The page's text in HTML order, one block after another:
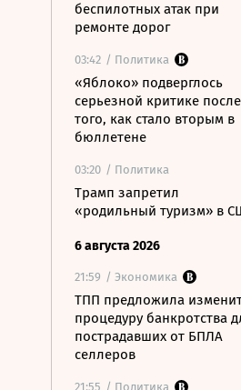
беспилотных атак при
ремонте дорог
03:42 / Политика
«Яблоко» подверглось
серьезной критике после
того, как стало вторым в
бюллетене
03:20 / Политика
Трамп запретил
«родильный туризм» в
6 августа 2026
21:59 / Экономика
ТПП предложила
процедуру банкротства
пострадавших от БПЛА
селлеров
21:55 / Политика